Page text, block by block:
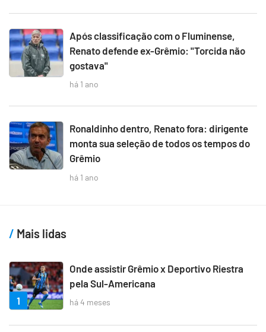
Após classificação com o Fluminense,
Renato defende ex-Grêmio: "Torcida não
gostava"
há 1 ano
Ronaldinho dentro, Renato fora: dirigente
monta sua seleção de todos os tempos do
Grêmio
há 1 ano
Mais lidas
1
Onde assistir Grêmio x Deportivo Riestra
pela Sul-Americana
há 4 meses